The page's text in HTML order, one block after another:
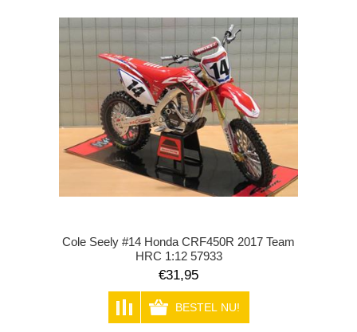
Cole Seely #14 Honda CRF450R 2017 Team
HRC 1:12 57933
€31,95